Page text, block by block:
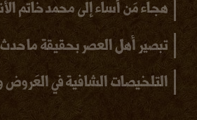
هجاء مَن أساء إلى محمد خاتم
تبصير أهل العصر بحقيقة ما
التلخيصات الشافية في العَروض